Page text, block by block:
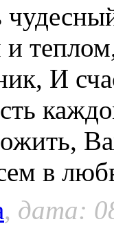
и
И
в
, дата: